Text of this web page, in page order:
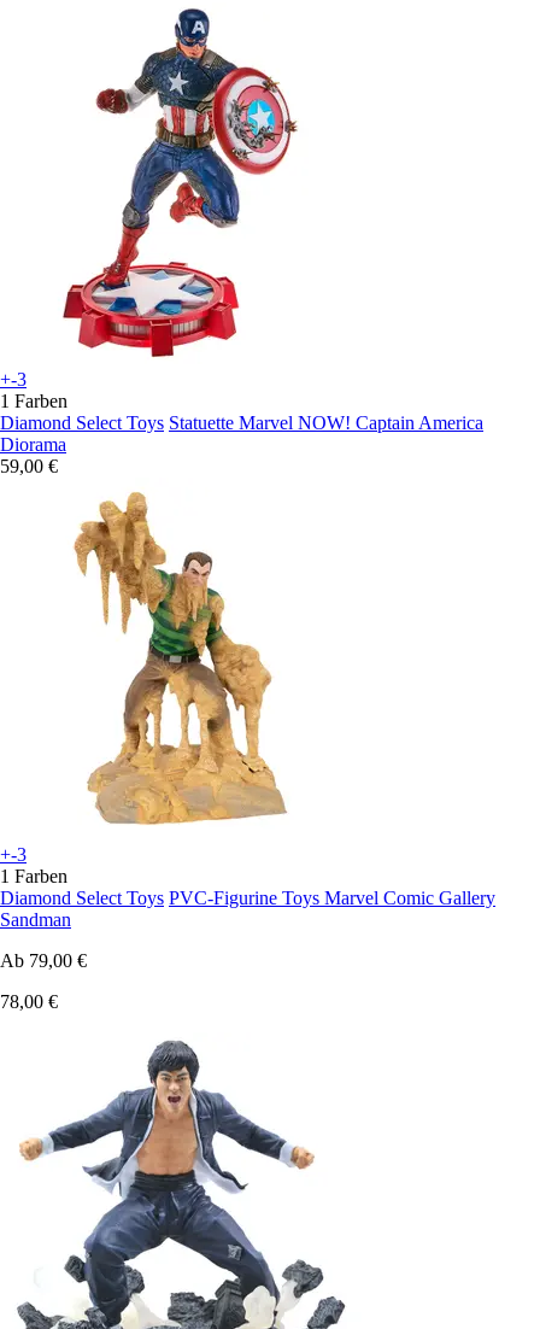
+-3
1 Farben
Diamond Select Toys Statuette Marvel NOW! Captain America
Diorama
59,00 €
+-3
1 Farben
Diamond Select Toys PVC-Figurine Toys Marvel Comic Gallery
Sandman
Ab 79,00 €
78,00 €